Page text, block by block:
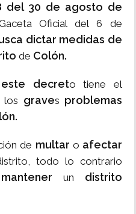
del 30 de agosto de
Oficial del 6 de
dictar medidas de
de Colón.
decreto tiene el
los graves problemas
de multar o afectar
todo lo contrario
un distrito